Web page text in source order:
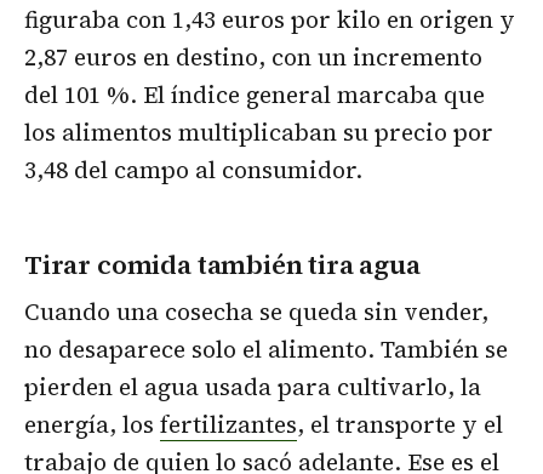
figuraba con 1,43 euros por kilo en origen y
2,87 euros en destino, con un incremento
del 101 %. El índice general marcaba que
los alimentos multiplicaban su precio por
3,48 del campo al consumidor.
Tirar comida también tira agua
Cuando una cosecha se queda sin vender,
no desaparece solo el alimento. También se
pierden el agua usada para cultivarlo, la
energía, los fertilizantes, el transporte y el
trabajo de quien lo sacó adelante. Ese es el